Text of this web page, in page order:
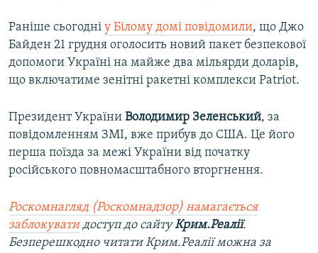
Раніше сьогодні у Білому домі повідомили, що Джо
Байден 21 грудня оголосить новий пакет безпекової
допомоги Україні на майже два мільярди доларів,
що включатиме зенітні ракетні комплекси Patriot.
Президент України Володимир Зеленський, за
повідомленням ЗМІ, вже прибув до США. Це його
перша поїзда за межі України від початку
російського повномасштабного вторгнення.
Роскомнагляд (Роскомнадзор) намагається
заблокуватидоступ до сайтуКрим.Реалії.
Безперешкодно читати Крим.Реалії можна за